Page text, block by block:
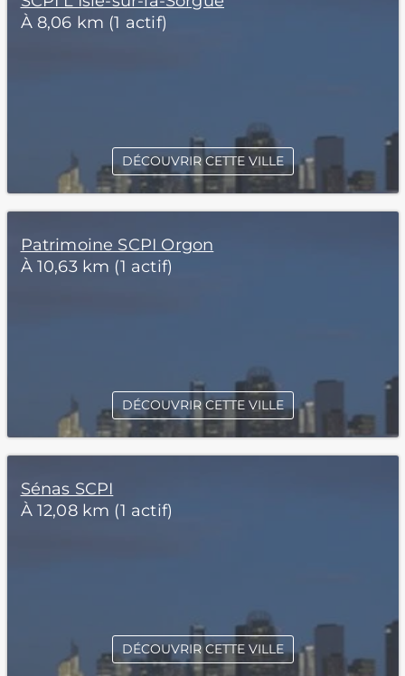
À 8,06 km (1 actif)
DÉCOUVRIR CETTE VILLE
Patrimoine SCPI Orgon
À 10,63 km (1 actif)
DÉCOUVRIR CETTE VILLE
Sénas SCPI
À 12,08 km (1 actif)
DÉCOUVRIR CETTE VILLE